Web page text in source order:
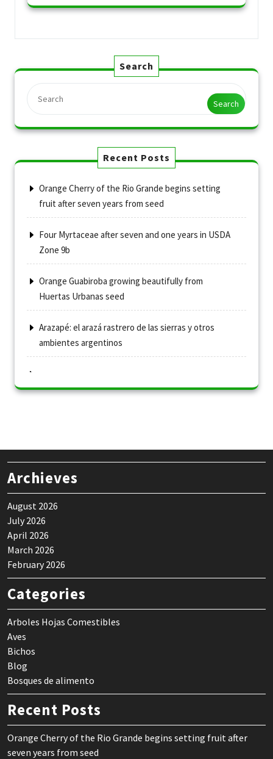
Search
Search
Recent Posts
Orange Cherry of the Rio Grande begins setting
fruit after seven years from seed
Four Myrtaceae after seven and one years in USDA
Zone 9b
Orange Guabiroba growing beautifully from
Huertas Urbanas seed
Arazapé: el arazá rastrero de las sierras y otros
ambientes argentinos
Archieves
August 2026
July 2026
April 2026
March 2026
February 2026
Categories
Arboles Hojas Comestibles
Aves
Bichos
Blog
Bosques de alimento
Recent Posts
Orange Cherry of the Rio Grande begins setting fruit after
seven years from seed